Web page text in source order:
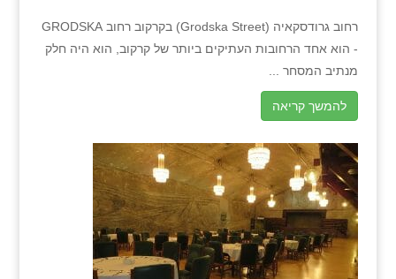
רחוב גרודסקאיה (Grodska Street) בקרקוב רחוב GRODSKA
- הוא אחד הרחובות העתיקים ביותר של קרקוב, הוא היה חלק
מנתיב המסחר ...
להמשך קריאה